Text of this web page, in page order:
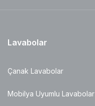
Lavabolar
Çanak Lavabolar
Mobilya Uyumlu Lavabolar